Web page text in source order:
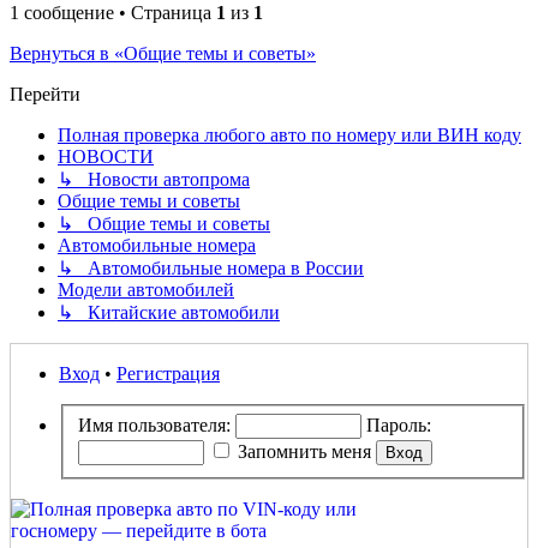
1 сообщение • Страница 1 из 1
Вернуться в «Общие темы и советы»
Перейти
Полная проверка любого авто по номеру или ВИН коду
НОВОСТИ
↳ Новости автопрома
Общие темы и советы
↳ Общие темы и советы
Автомобильные номера
↳ Автомобильные номера в России
Модели автомобилей
↳ Китайские автомобили
Вход • Регистрация
Имя пользователя:
Пароль:
Запомнить меня